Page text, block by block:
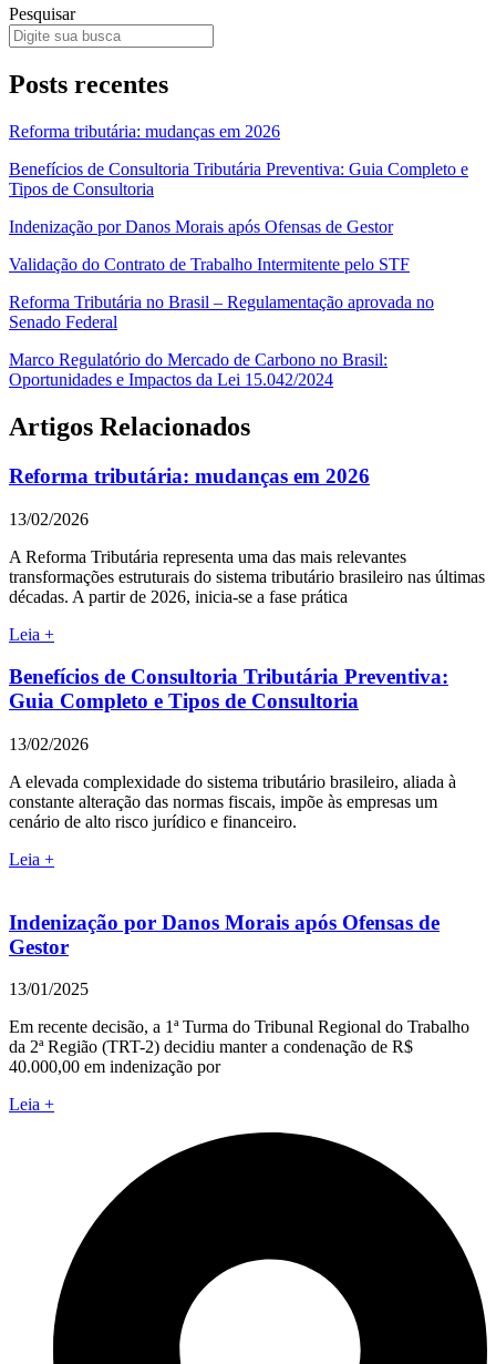
Pesquisar
Posts recentes
Reforma tributária: mudanças em 2026
Benefícios de Consultoria Tributária Preventiva: Guia Completo e
Tipos de Consultoria
Indenização por Danos Morais após Ofensas de Gestor
Validação do Contrato de Trabalho Intermitente pelo STF
Reforma Tributária no Brasil – Regulamentação aprovada no
Senado Federal
Marco Regulatório do Mercado de Carbono no Brasil:
Oportunidades e Impactos da Lei 15.042/2024
Artigos Relacionados
Reforma tributária: mudanças em 2026
13/02/2026
A Reforma Tributária representa uma das mais relevantes
transformações estruturais do sistema tributário brasileiro nas últimas
décadas. A partir de 2026, inicia-se a fase prática
Leia +
Benefícios de Consultoria Tributária Preventiva:
Guia Completo e Tipos de Consultoria
13/02/2026
A elevada complexidade do sistema tributário brasileiro, aliada à
constante alteração das normas fiscais, impõe às empresas um
cenário de alto risco jurídico e financeiro.
Leia +
Indenização por Danos Morais após Ofensas de
Gestor
13/01/2025
Em recente decisão, a 1ª Turma do Tribunal Regional do Trabalho
da 2ª Região (TRT-2) decidiu manter a condenação de R$
40.000,00 em indenização por
Leia +